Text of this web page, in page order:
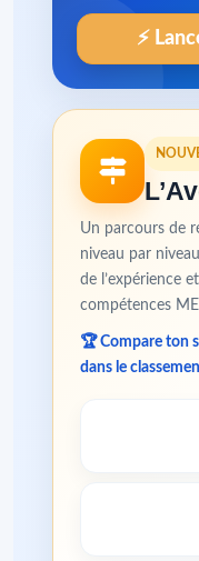
⚡
Un parcours de
niveau par
de l’expérience
compétences
🏆 Compare ton
dans le